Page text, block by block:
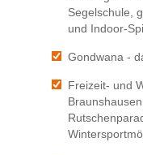
Segelschule,
und Indoor-
Gondwana -
Freizeit- und